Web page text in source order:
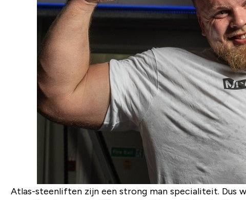
Atlas-steenliften zijn een strong manspecialiteit. Dus